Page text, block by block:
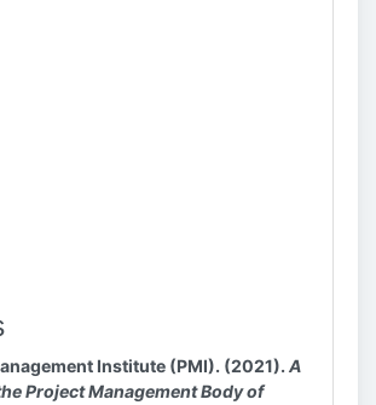
Institute (PMI). (2021). A
Project Management Body of